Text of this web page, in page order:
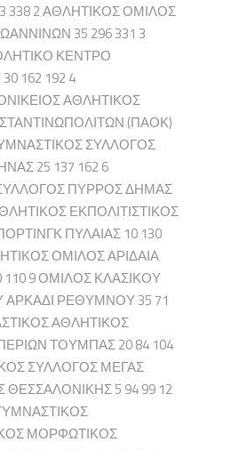
338 2 ΑΘΛΗΤΙΚΟΣ ΟΜΙΛΟΣ
35 296 331 3
ΚΕΝΤΡΟ
162 192 4
ΑΘΛΗΤΙΚΟΣ
(ΠΑΟΚ)
ΣΥΛΛΟΓΟΣ
25 137 162 6
ΠΥΡΡΟΣ ΔΗΜΑΣ
ΕΚΠΟΛΙΤΙΣΤΙΚΟΣ
ΠΥΛΑΙΑΣ 10 130
ΟΜΙΛΟΣ ΑΡΙΔΑΙΑ
110 9 ΟΜΙΛΟΣ ΚΛΑΣΙΚΟΥ
ΡΕΘΥΜΝΟΥ 35 71
ΑΘΛΗΤΙΚΟΣ
ΤΟΥΜΠΑΣ 20 84 104
ΣΥΛΛΟΓΟΣ ΜΕΓΑΣ
5 94 99 12
ΜΟΡΦΩΤΙΚΟΣ